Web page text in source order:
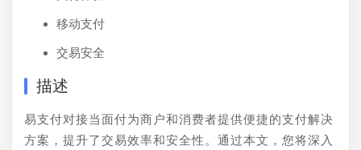
移动支付
交易安全
描述
易支付对接当面付为商户和消费者提供便捷的支付解决
方案，提升了交易效率和安全性。通过本文，您将深入